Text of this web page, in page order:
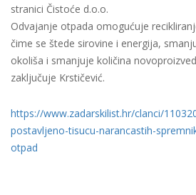
stranici Čistoće d.o.o.
Odvajanje otpada omogućuje
čime se štede sirovine i energija,
okoliša i smanjuje količina
zaključuje Krstičević.
https://www.zadarskilist.hr/clanci/
postavljeno-tisucu-narancastih-
otpad